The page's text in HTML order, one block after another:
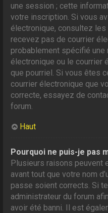
une session ; cette
votre inscription. Si vous
électronique, consultez
recevez pas de courrier
probablement spécifié
électronique ou le courrier
que pourriel. Si vous êtes
courrier électronique que
correcte, essayez de
forum.
Haut
Pourquoi ne puis-je pas
Plusieurs raisons peuvent
avant tout que votre nom
passe soient corrects. Si
administrateur du forum
avoir été banni. Il est